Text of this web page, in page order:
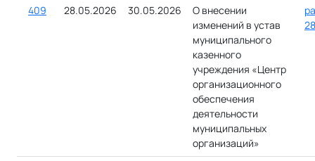
409
28.05.2026 30.05.2026
О внесении
изменений в устав
муниципального
казенного
учреждения «Центр
организационного
обеспечения
деятельности
муниципальных
организаций»